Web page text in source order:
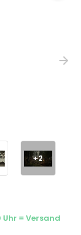
+2
= Versand